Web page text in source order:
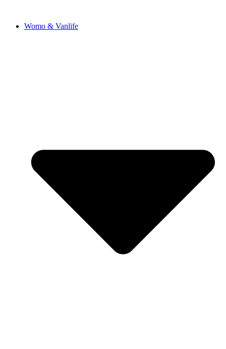
Womo & Vanlife